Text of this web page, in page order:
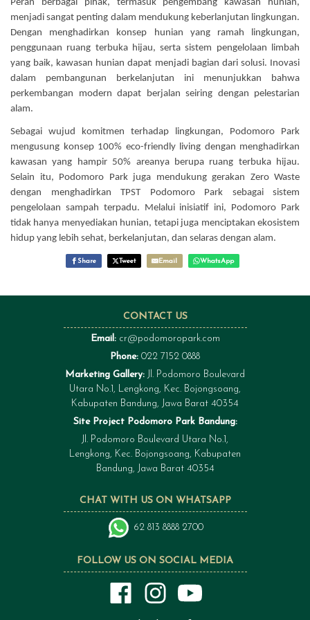
Peran berbagai pihak, termasuk pengembang kawasan hunian,
menjadi sangat penting dalam mendukung keberlanjutan lingkungan.
Dengan menghadirkan konsep hunian yang ramah lingkungan,
penggunaan ruang terbuka hijau, serta sistem pengelolaan limbah
yang baik, kawasan hunian dapat menjadi bagian dari solusi. Inovasi
dalam pembangunan berkelanjutan ini menunjukkan bahwa
perkembangan modern dapat berjalan seiring dengan pelestarian
alam.
Sebagai wujud komitmen terhadap lingkungan, Podomoro Park
mengusung konsep 100% eco-friendly living dengan menghadirkan
kawasan yang hampir 50% areanya berupa ruang terbuka hijau.
Selain itu, Podomoro Park juga mendukung gerakan Zero Waste
dengan menghadirkan TPST Podomoro Park sebagai sistem
pengelolaan sampah terpadu. Melalui inisiatif ini, Podomoro Park
tidak hanya menyediakan hunian, tetapi juga menciptakan ekosistem
hidup yang lebih sehat, berkelanjutan, dan selaras dengan alam.
Share Tweet Email WhatsApp
FOLLOW US ON SOCIAL MEDIA
CHAT WITH US ON WHATSAPP
62 813 8888 2700
CONTACT US
Email: cr@podomoropark.com
Phone: 022 7152 0888
Marketing Gallery: Jl. Podomoro Boulevard
Utara No.1, Lengkong, Kec. Bojongsoang,
Kabupaten Bandung, Jawa Barat 40354
Site Project Podomoro Park Bandung:
Jl. Podomoro Boulevard Utara No.1,
Lengkong, Kec. Bojongsoang, Kabupaten
Bandung, Jawa Barat 40354